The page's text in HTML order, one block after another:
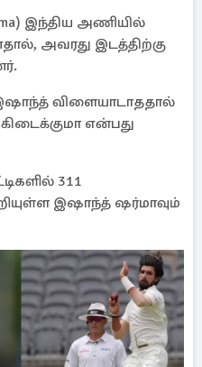
இந்திய அணியில்
அவரது இடத்திற்கு
விளையாடாததால்
என்பது
311
இஷாந்த் ஷர்மாவும்